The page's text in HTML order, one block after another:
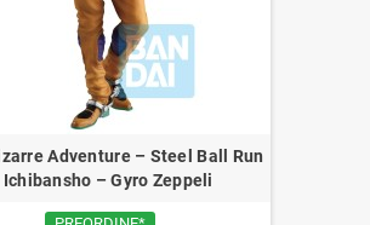
Adventure – Steel Ball Run
Ichibansho – Gyro Zeppeli